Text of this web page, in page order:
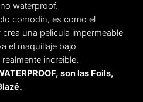
waterproof.
comodín, es como el
una pelicula impermeable
el maquillaje bajo
increible.
son las Foils,